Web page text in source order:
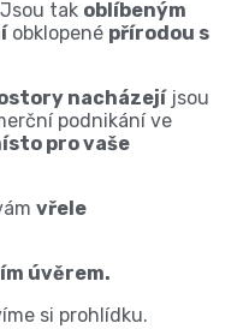
tak oblíbeným
obklopené přírodou s
nacházejíjsou
podnikání ve
pro vaše
vřele
úvěrem.
si prohlídku.